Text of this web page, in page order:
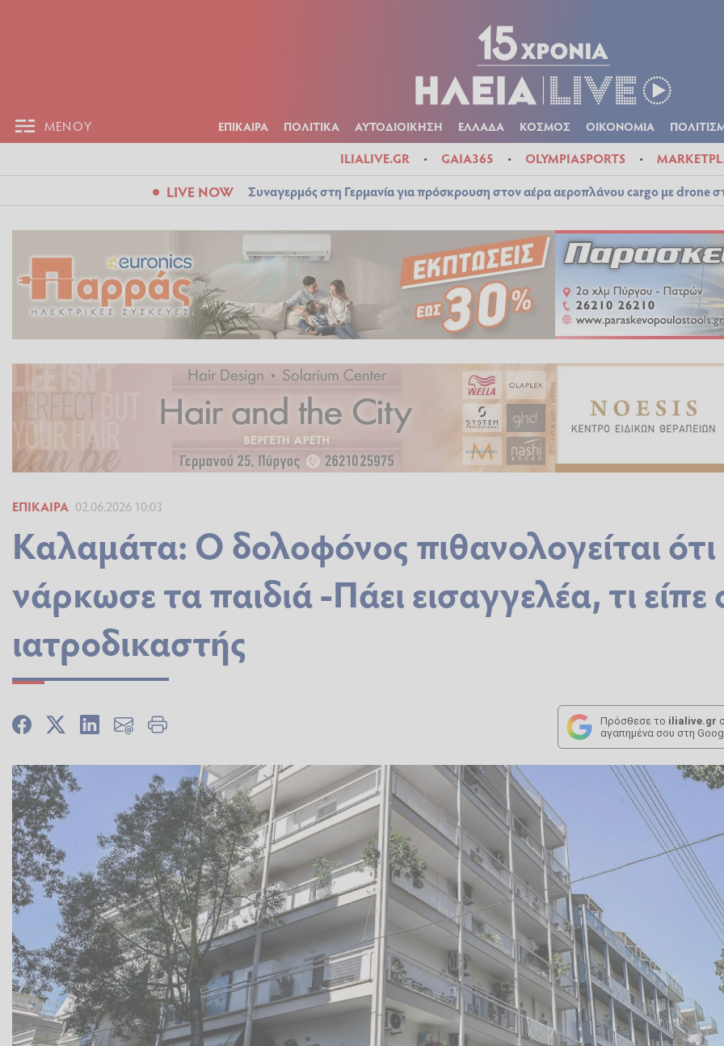
ΜΕΝΟΥ ΕΠΙΚΑΙΡΑ ΠΟΛΙΤΙΚΑ ΑΥΤΟΔΙΟΙΚΗΣΗ ΕΛΛΑΔΑ ΚΟΣΜΟΣ ΟΙΚΟΝΟΜΙΑ
ILIALIVE.GR GAIA365 OLYMPIASPORTS
LIVE NOW Συναγερμός στη Γερμανία για πρόσκρουση στον αέρα αεροπλάνου cargo με drone
ΕΠΊΚΑΙΡΑ 02.06.2026 10:03
Καλαμάτα: Ο δολοφόνος πιθανολογείται ότι
νάρκωσε τα παιδιά -Πάει εισαγγελέα, τι είπε
ιατροδικαστής
Πρόσθεσε το ilialive.gr
αγαπημένα σου στη